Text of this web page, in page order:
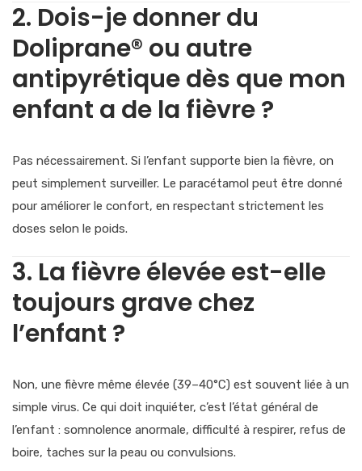
2. Dois-je donner du
Doliprane® ou autre
antipyrétique dès que mon
enfant a de la fièvre ?
Pas nécessairement. Si l’enfant supporte bien la fièvre, on
peut simplement surveiller. Le paracétamol peut être donné
pour améliorer le confort, en respectant strictement les
doses selon le poids.
3. La fièvre élevée est-elle
toujours grave chez
l’enfant ?
Non, une fièvre même élevée (39–40°C) est souvent liée à un
simple virus. Ce qui doit inquiéter, c’est l’état général de
l’enfant : somnolence anormale, difficulté à respirer, refus de
boire, taches sur la peau ou convulsions.